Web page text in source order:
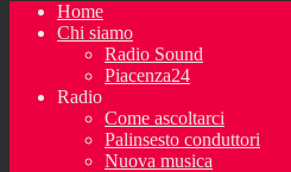
Home
Chi siamo
Radio Sound
Piacenza24
Radio
Come ascoltarci
Palinsesto conduttori
Nuova musica